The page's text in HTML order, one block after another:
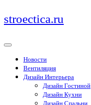
Перейти
к
stroectica.ru
Новости
Вентиляция
Дизайн Интерьера
Дизайн Гостиной
Дизайн Кухни
Дизайн Спальни